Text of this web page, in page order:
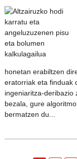
honetan erabiltzen
eratorriak eta finduak
ingeniaritza-deribazio
bezala, gure
bermatzen du...